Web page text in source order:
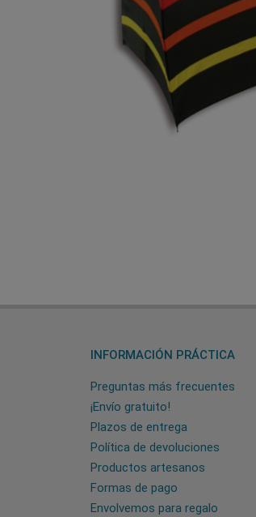
INFORMACIÓN PRÁCTICA
Preguntas más frecuentes
¡Envío gratuito!
Plazos de entrega
Política de devoluciones
Productos artesanos
Formas de pago
Envolvemos para regalo